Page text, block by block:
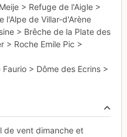
> Refuge de l'Aigle >
l'Alpe de Villar-d'Arène
> Brêche de la Plate des
> Roche Emile Pic >
> Dôme des Ecrins >
de vent dimanche et